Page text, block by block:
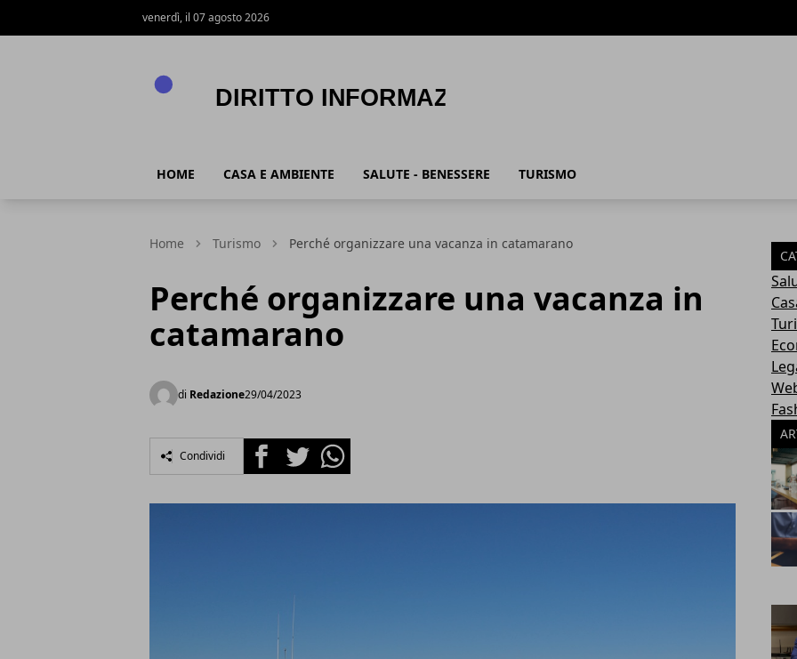
venerdì, il 07 agosto 2026
HOME CASA E AMBIENTE SALUTE - BENESSERE TURISMO
Home Turismo Perché organizzare una vacanza in catamarano
Perché organizzare una vacanza in
catamarano
di Redazione29/04/2023
Condividi FacebookTwitterWhatsapp